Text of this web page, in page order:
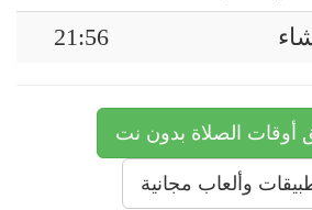
21:56
أوقات الصلاة بدون نت
وألعاب مجانية